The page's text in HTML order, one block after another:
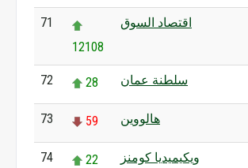
71
12108
اقتصاد السوق
72 28 سلطنة عمان
73 59 هالووين
74 22 ويكيميديا كومنز